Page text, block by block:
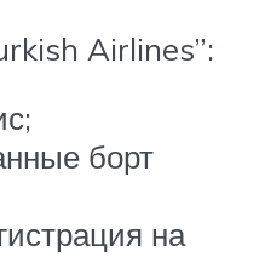
Airlines”:
борт
на